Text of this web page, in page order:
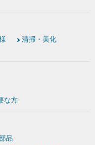
清掃・美化
な方
品